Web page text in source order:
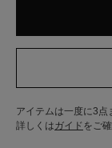
アイテムは一度に3点
詳しくはガイド をご